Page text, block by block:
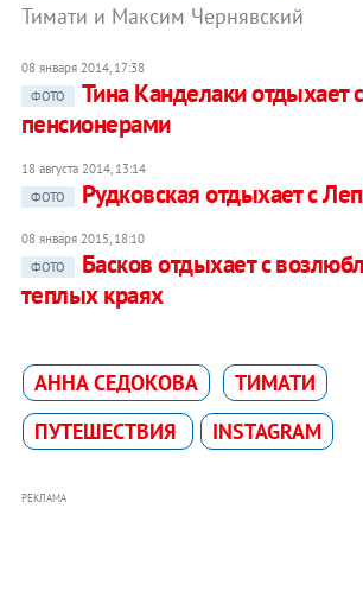
Тимати и Максим Чернявский
08 января 2014, 17:38
ФОТО
Тина Канделаки отдыхает с
пенсионерами
18 августа 2014, 13:14
ФОТО
Рудковская отдыхает с
08 января 2015, 18:10
ФОТО
Басков отдыхает с
теплых краях
АННА СЕДОКОВА
ТИМАТИ
ПУТЕШЕСТВИЯ
INSTAGRAM
РЕКЛАМА